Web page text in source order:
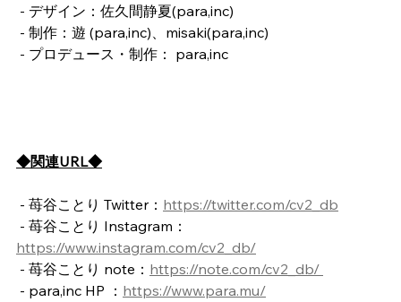
- デザイン：佐久間静夏(para,inc)
- 制作：遊 (para,inc)、misaki(para,inc)
- プロデュース・制作： para,inc
◆関連URL◆
- 苺谷ことり Twitter： https://twitter.com/cv2_db
- 苺谷ことり Instagram：
https://www.instagram.com/cv2_db/
- 苺谷ことり note： https://note.com/cv2_db/
- para,inc HP ： https://www.para.mu/